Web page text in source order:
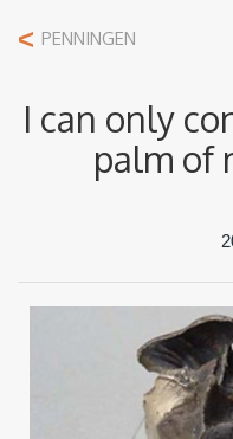
< PENNINGEN
I can only
palm of